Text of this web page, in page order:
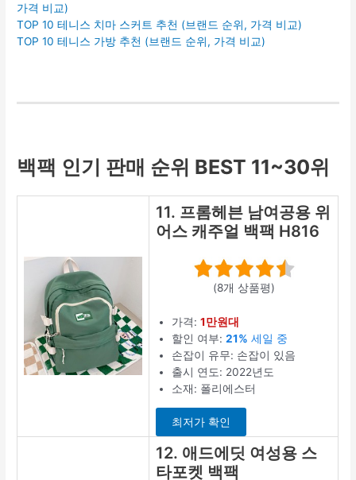
가격 비교)
TOP 10 테니스 치마 스커트 추천 (브랜드 순위, 가격 비교)
TOP 10 테니스 가방 추천 (브랜드 순위, 가격 비교)
백팩 인기 판매 순위 BEST 11~30위
11. 프롬헤븐 남여공용 위
어스 캐주얼 백팩 H816
(8개 상품평)
가격:1만원대
할인 여부:21% 세일 중
손잡이 유무: 손잡이 있음
출시 연도: 2022년도
소재: 폴리에스터
최저가 확인
12. 애드에딧 여성용 스
타포켓 백팩